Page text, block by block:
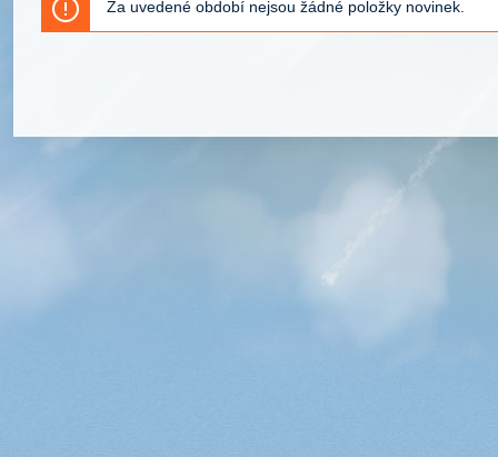
Za uvedené období nejsou žádné položky novinek.